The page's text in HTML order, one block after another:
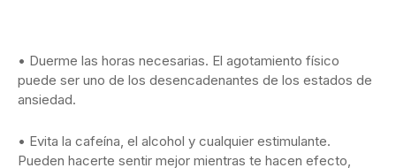
• Duerme las horas necesarias. El agotamiento físico
puede ser uno de los desencadenantes de los estados de
ansiedad.
• Evita la cafeína, el alcohol y cualquier estimulante.
Pueden hacerte sentir mejor mientras te hacen efecto,